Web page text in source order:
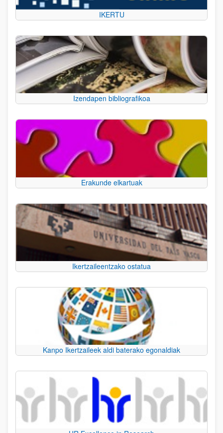
IKERTU
Izendapen bibliografikoa
Erakunde elkartuak
Ikertzaileentzako ostatua
Kanpo Ikertzaileek aldi baterako egonaldiak